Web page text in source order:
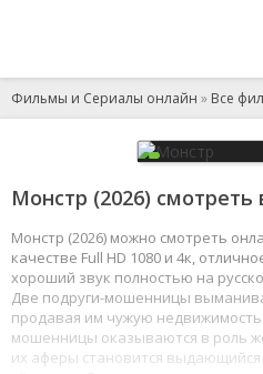
Фильмы и Сериалы онлайн » Все
Монстр (2026) смотреть
Монстр (2026) можно смотреть
качестве Full HD 1080 и 4к,
хороший звук полностью на
Две подруги-мошенницы
продавая им чужую
мошенницы оказываются в роль
их аферы становится